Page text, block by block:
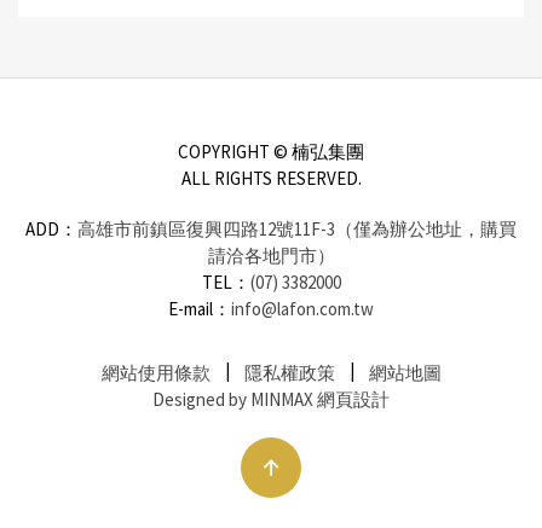
COPYRIGHT © 楠弘集團
ALL RIGHTS RESERVED.
ADD： 高雄市前鎮區復興四路12號11F-3（僅為辦公地址，購買
請洽各地門市）
TEL： (07) 3382000
E-mail： info@lafon.com.tw
網站使用條款 隱私權政策
網站地圖
Designed by MINMAX 網頁設計